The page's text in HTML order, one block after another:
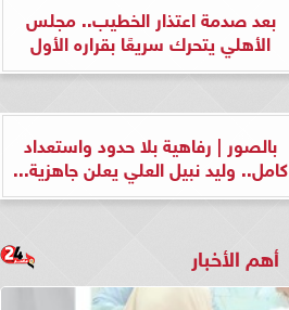
بعد صدمة اعتذار الخطيب.. مجلس
الأهلي يتحرك سريعًا بقراره الأول
بالصور | رفاهية بلا حدود واستعداد
كامل.. وليد نبيل العلي يعلن جاهزية...
أهم الأخبار